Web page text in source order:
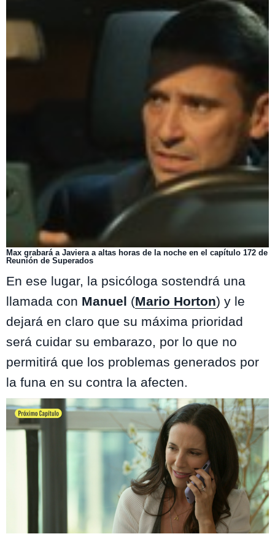
Max grabará a Javiera a altas horas de la noche en el capítulo 172 de
Reunión de Superados
En ese lugar, la psicóloga sostendrá una
llamada con Manuel (Mario Horton) y le
dejará en claro que su máxima prioridad
será cuidar su embarazo, por lo que no
permitirá que los problemas generados por
la funa en su contra la afecten.